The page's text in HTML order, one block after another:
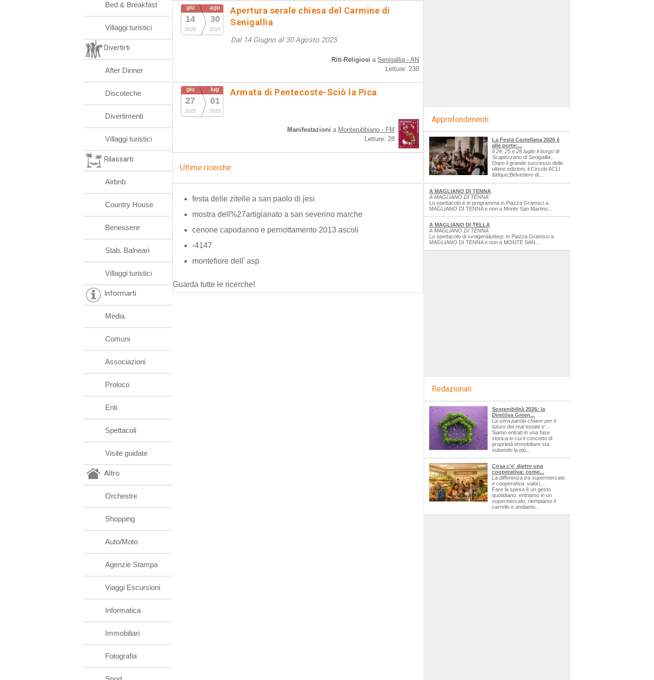
giu
14
2025
ago
30
2025
Apertura serale chiesa del Carmine di
Senigallia
Dal 14 Giugno al 30 Agosto 2025
Riti-Religiosi a Senigallia - AN
Letture: 238
giu
27
2025
lug
01
2025
Armata di Pentecoste-Sciò la Pica
Manifestazioni a Monterubbiano - FM
Letture: 28
Ultime ricerche
festa delle zitelle a san paolo di jesi
mostra dell%27artigianato a san severino marche
cenone capodanno e pernottamento 2013 ascoli
-4147
montefiore dell' asp
Guarda tutte le ricerche!
Bed & Breakfast
Villaggi turistici
Divertirti
After Dinner
Discoteche
Divertimenti
Villaggi turistici
Rilassarti
Airbnb
Country House
Benessere
Stab. Balneari
Villaggi turistici
Informarti
Media
Comuni
Associazioni
Proloco
Enti
Spettacoli
Visite guidate
Altro
Orchestre
Shopping
Auto/Moto
Agenzie Stampa
Viaggi Escursioni
Informatica
Immobiliari
Fotografia
Approfondimenti
La Festa Castellana 2026 è
alle porte:...
Il 24, 25 e 26 luglio il borgo di
Scapezzano di Senigallia...
Dopo il grande successo delle
ultime edizioni, il Circolo ACLI
&ldquo;Belvedere di...
A MAGLIANO DI TENNA
A MAGLIANO DI TENNA
Lo spettacolo è in programma in Piazza Gramsci a
MAGLIANO DI TENNA e non a Monte San Martino...
A MAGLIANO DI TELLA
A MAGLIANO DI TENNA
Lo spettacolo di svolgerà&nbsp; in Piazza Gramsci a
MAGLIANO DI TENNA e non a MONTE SAN...
Redazionali
Sostenibilità 2026: la
Direttiva Green...
La vera parola chiave per il
futuro del real estate e'...
Siamo entrati in una fase
storica in cui il concetto di
proprietà immobiliare sta
subendo la più...
Cosa c'e' dietro una
cooperativa: come...
La differenza tra supermercato
e cooperativa: valori,...
Fare la spesa è un gesto
quotidiano: entriamo in un
supermercato, riempiamo il
carrello e andiamo...